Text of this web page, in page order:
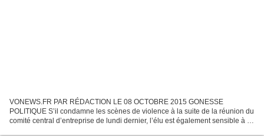
VONEWS.FR PAR RÉDACTION LE 08 OCTOBRE 2015 GONESSE
POLITIQUE S’il condamne les scènes de violence à la suite de la réunion du
comité central d’entreprise de lundi dernier, l’élu est également sensible à la